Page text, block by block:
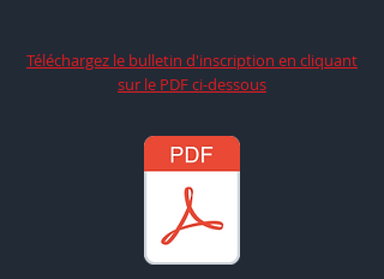
Téléchargez le bulletin d'inscription en cliquant
sur le PDF ci-dessous